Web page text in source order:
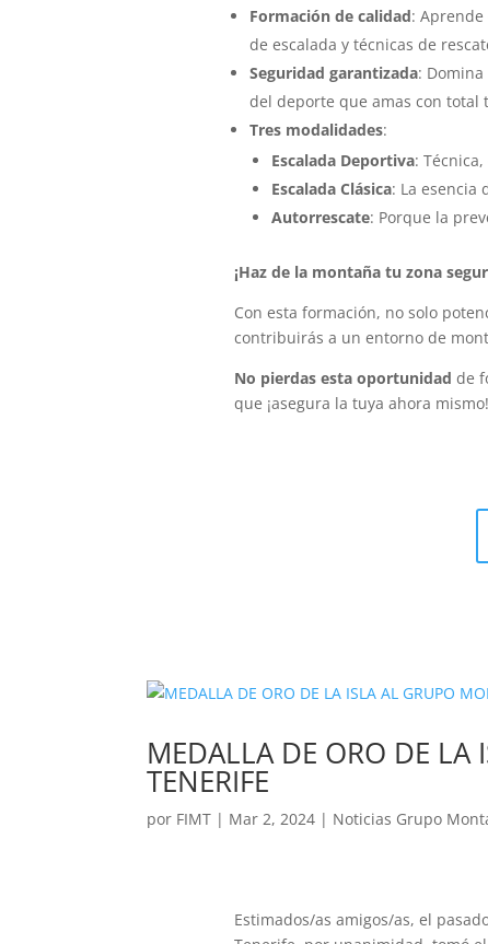
Formación de calidad:
de escalada y técnicas de
Seguridad garantizada:
del deporte que amas con total
Tres modalidades:
Escalada Deportiva:
Escalada Clásica: La esencia
Autorrescate: Porque la
¡Haz de la montaña tu zona
Con esta formación, no solo
contribuirás a un entorno de
No pierdas esta oportunidad de
que ¡asegura la tuya ahora mismo!
MEDALLA DE ORO DE LA
TENERIFE
por FIMT | Mar 2, 2024 | Noticias Grupo
Estimados/as amigos/as, el